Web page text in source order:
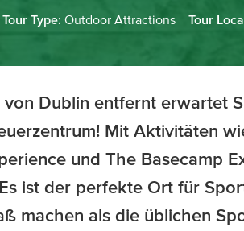
Tour Type: Outdoor Attractions Tour
von Dublin entfernt erwartet
Mit Aktivitäten
und The Basecamp
ist der perfekte Ort für
machen als die üblichen